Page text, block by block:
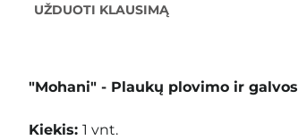
UŽDUOTI KLAUSIMĄ
"Mohani" - Plaukų plovimo ir
Kiekis: 1 vnt.